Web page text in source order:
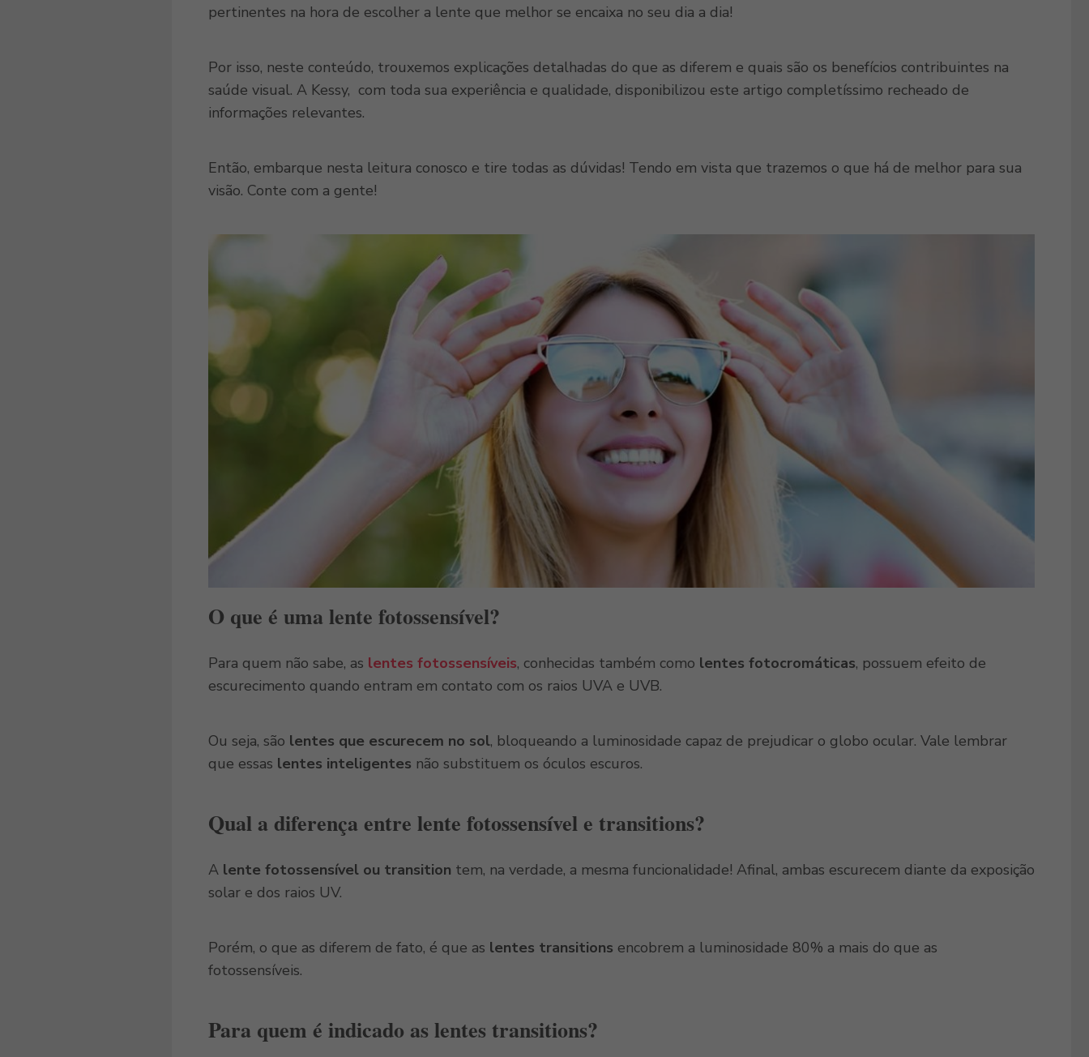
pertinentes na hora de escolher a lente que melhor se encaixa no seu dia a dia!
Por isso, neste conteúdo, trouxemos explicações detalhadas do que as diferem e quais são os benefícios contribuintes na
saúde visual. A Kessy, com toda sua experiência e qualidade, disponibilizou este artigo completíssimo recheado de
informações relevantes.
Então, embarque nesta leitura conosco e tire todas as dúvidas! Tendo em vista que trazemos o que há de melhor para sua
visão. Conte com a gente!
O que é uma lente fotossensível?
Para quem não sabe, as lentes fotossensíveis, conhecidas também como lentes fotocromáticas, possuem efeito de
escurecimento quando entram em contato com os raios UVA e UVB.
Ou seja, são lentes que escurecem no sol, bloqueando a luminosidade capaz de prejudicar o globo ocular. Vale lembrar
que essas lentes inteligentes não substituem os óculos escuros.
Qual a diferença entre lente fotossensível e transitions?
A lente fotossensível ou transition tem, na verdade, a mesma funcionalidade! Afinal, ambas escurecem diante da exposição
solar e dos raios UV.
Porém, o que as diferem de fato, é que as lentes transitions encobrem a luminosidade 80% a mais do que as
fotossensíveis.
Para quem é indicado as lentes transitions?